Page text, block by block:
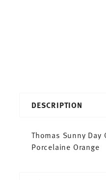
DESCRIPTION
Thomas Sunny
Porcelaine Orange